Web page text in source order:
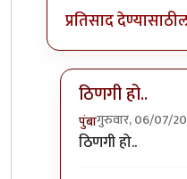
प्रतिसाद देण्यासाठी
ठिणगी हो..
पुंबागुरुवार, 06/07/
In reply to
ठिणगी हो..